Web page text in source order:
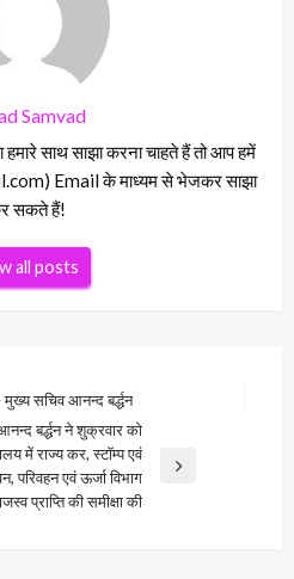
Samvad
साथ साझा करना चाहते हैं तो आप हमें
Email के माध्यम से भेजकर साझा
सकते हैं!
all posts
सचिव आनन्द बर्द्धन
बर्द्धन ने शुक्रवार को
में राज्य कर, स्टाॅम्प एवं
एवं ऊर्जा विभाग
प्राप्ति की समीक्षा की